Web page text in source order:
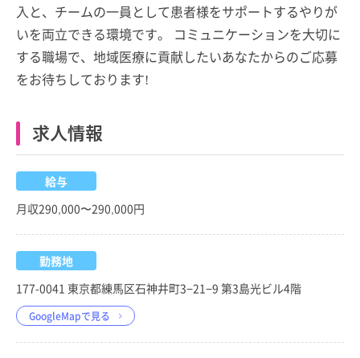
入と、チームの一員として患者様をサポートするやりが
いを両立できる環境です。 コミュニケーションを大切に
する職場で、地域医療に貢献したいあなたからのご応募
をお待ちしております!
求人情報
給与
月収290,000〜290,000円
勤務地
177-0041 東京都練馬区石神井町3−21−9 第3島光ビル4階
GoogleMapで見る